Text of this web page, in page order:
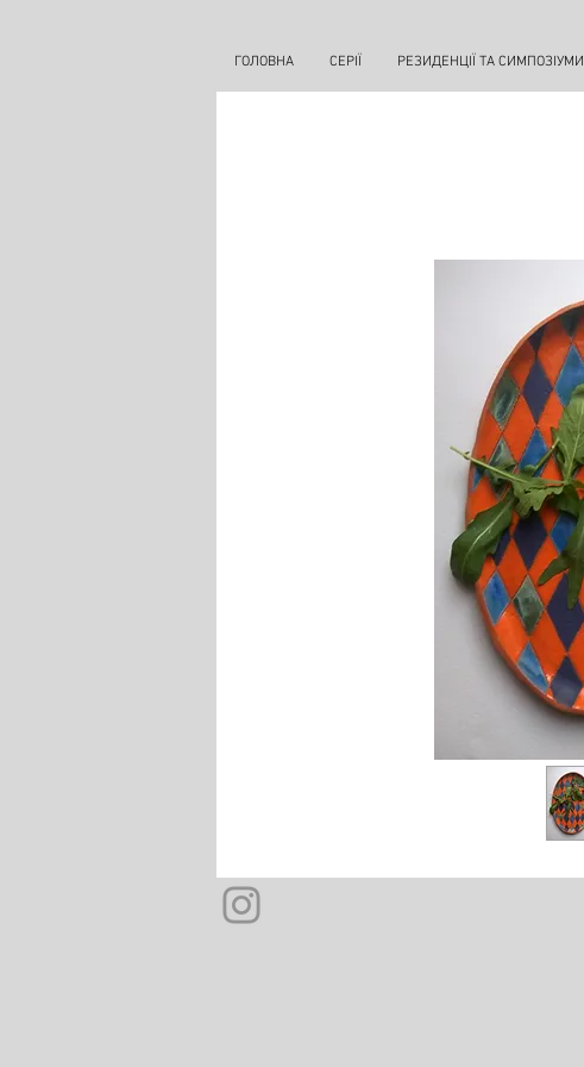
ГОЛОВНА СЕРІЇ РЕЗИДЕНЦІЇ ТА СИМПОЗІУМИ